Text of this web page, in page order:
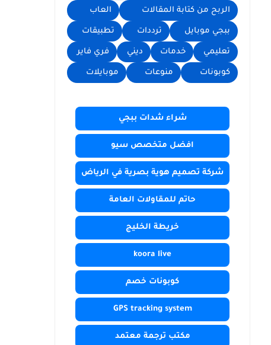
الربح من كتابة المقالات العاب
ببجي موبايل ترددات تطبيقات
تعليمي خدمات ديني فري فاير
كوبونات منوعات موبايلات
شراء شدات ببجي
افضل متخصص سيو
شركة تصميم هوية بصرية في الرياض
حاتم للمقاولات العامة
خريطة الخليج
koora live
كوبونات خصم
GPS tracking system
مكتب ترجمة معتمد